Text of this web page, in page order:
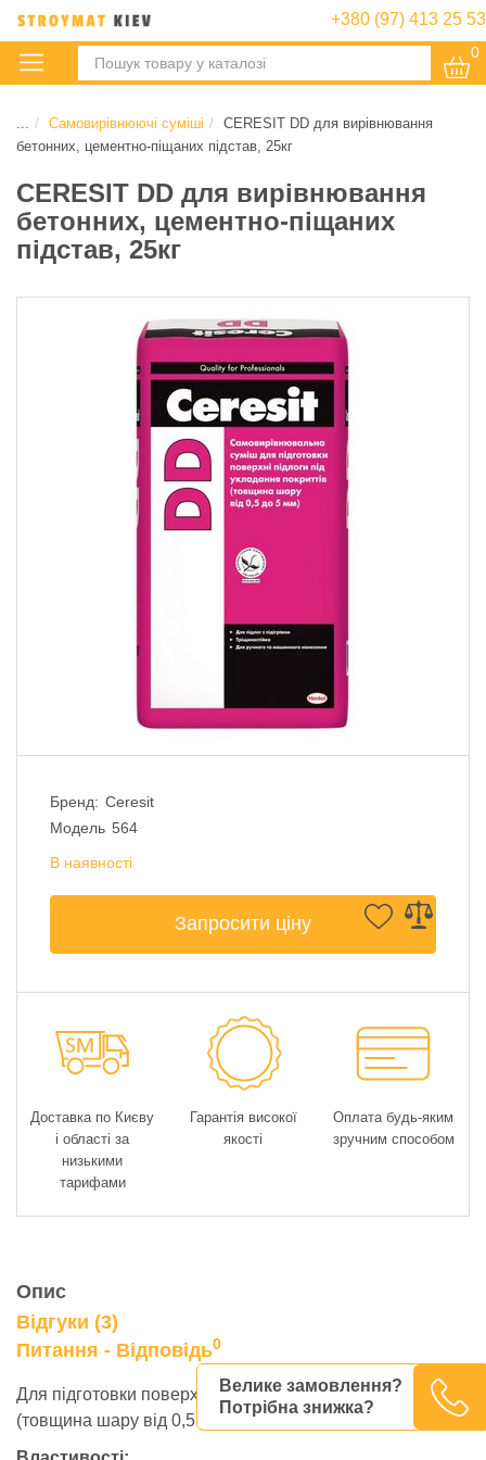
+380 (97) 413 25 53
0
Самовирівнюючі суміші
CERESIT DD для вирівнювання
бетонних, цементно-піщаних підстав, 25кг
CERESIT DD для вирівнювання
бетонних, цементно-піщаних
підстав, 25кг
Бренд: Ceresit
Модель 564
В наявності
Запросити ціну
Велике замовлення?
Потрібна знижка?
Доставка по Києву
і області за
низькими
тарифами
Гарантія високої
якості
Оплата будь-яким
зручним способом
Опис
Відгуки (3)
Питання - Відповідь0
Для підготовки поверхні підлоги під укладку покриттів
(товщина шару від 0,5 до 5 мм)